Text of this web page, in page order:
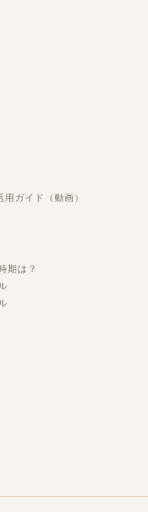
ガイド（動画）
期は？